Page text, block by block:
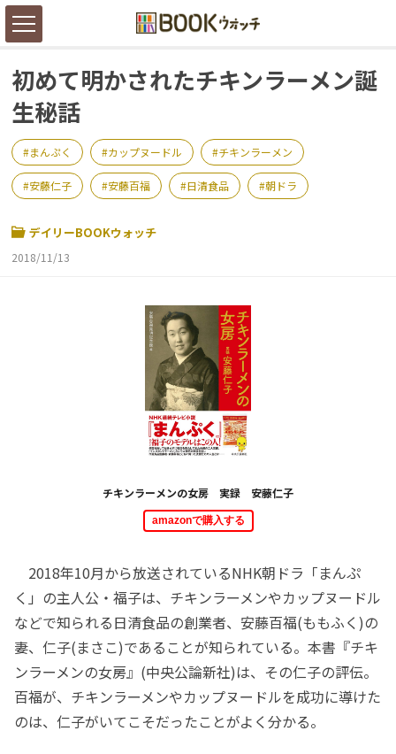
初めて明かされたチキンラーメン誕
生秘話
まんぷく カップヌードル チキンラーメン
安藤仁子 安藤百福 日清食品 朝ドラ
デイリーBOOKウォッチ
2018/11/13
チキンラーメンの女房 実録 安藤仁子
amazonで購入する
2018年10月から放送されているNHK朝ドラ「まんぷ
く」の主人公・福子は、チキンラーメンやカップヌードル
などで知られる日清食品の創業者、安藤百福(ももふく)の
妻、仁子(まさこ)であることが知られている。本書『チキ
ンラーメンの女房』(中央公論新社)は、その仁子の評伝。
百福が、チキンラーメンやカップヌードルを成功に導けた
のは、仁子がいてこそだったことがよく分かる。